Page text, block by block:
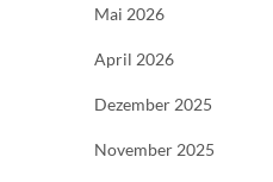
Mai 2026
April 2026
Dezember 2025
November 2025